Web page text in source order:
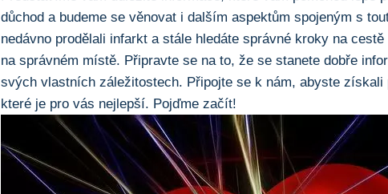
důchod a budeme se věnovat i dalším aspektům spojeným s​
nedávno prodělali infarkt a stále hledáte‌ správné kroky na
na správném místě. ⁣Připravte se na to, že se stanete dobře
svých vlastních záležitostech. Připojte se k nám, abyste
které je pro vás nejlepší. Pojďme ‌začít!